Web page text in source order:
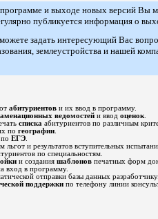
программе и выходе новых версий Вы
публикуется информация о
задать интересующий Вас
землеустройства и нашей
абитуриентов и их ввод в программу.
ведомостей и ввод оценок
списка абитуриентов по различным
по географии
ЕГЭ
льгот и результатов вступительных
по специальностям.
и создания шаблонов печатных форм
вход в программу.
отправки базы данных разработчику.
поддержки по телефону линии